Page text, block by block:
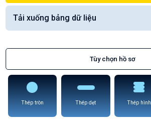
Tải xuống bảng dữ liệu
Tùy chọn hồ sơ
Thép tròn Thép dẹt Thép hình